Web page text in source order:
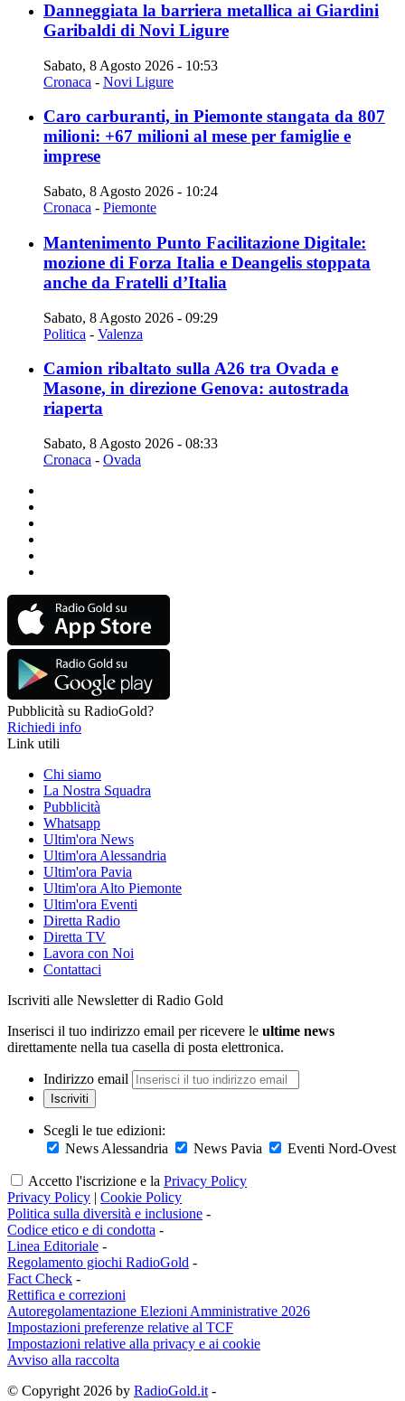
Danneggiata la barriera metallica ai Giardini
Garibaldi di Novi Ligure
Sabato, 8 Agosto 2026 - 10:53
Cronaca - Novi Ligure
Caro carburanti, in Piemonte stangata da 807
milioni: +67 milioni al mese per famiglie e
imprese
Sabato, 8 Agosto 2026 - 10:24
Cronaca - Piemonte
Mantenimento Punto Facilitazione Digitale:
mozione di Forza Italia e Deangelis stoppata
anche da Fratelli d’Italia
Sabato, 8 Agosto 2026 - 09:29
Politica - Valenza
Camion ribaltato sulla A26 tra Ovada e
Masone, in direzione Genova: autostrada
riaperta
Sabato, 8 Agosto 2026 - 08:33
Cronaca - Ovada
Pubblicità su RadioGold?
Richiedi info
Link utili
Chi siamo
La Nostra Squadra
Pubblicità
Whatsapp
Ultim'ora News
Ultim'ora Alessandria
Ultim'ora Pavia
Ultim'ora Alto Piemonte
Ultim'ora Eventi
Diretta Radio
Diretta TV
Lavora con Noi
Contattaci
Iscriviti alle Newsletter di Radio Gold
Inserisci il tuo indirizzo email per ricevere le ultime news
direttamente nella tua casella di posta elettronica.
Indirizzo email
Iscriviti
Scegli le tue edizioni:
News Alessandria
News Pavia Eventi Nord-Ovest
Accetto l'iscrizione e la Privacy Policy
Privacy Policy | Cookie Policy
Politica sulla diversità e inclusione -
Codice etico e di condotta -
Linea Editoriale -
Regolamento giochi RadioGold -
Fact Check -
Rettifica e correzioni
Autoregolamentazione Elezioni Amministrative 2026
Impostazioni preferenze relative al TCF
Impostazioni relative alla privacy e ai cookie
Avviso alla raccolta
© Copyright 2026 by RadioGold.it -